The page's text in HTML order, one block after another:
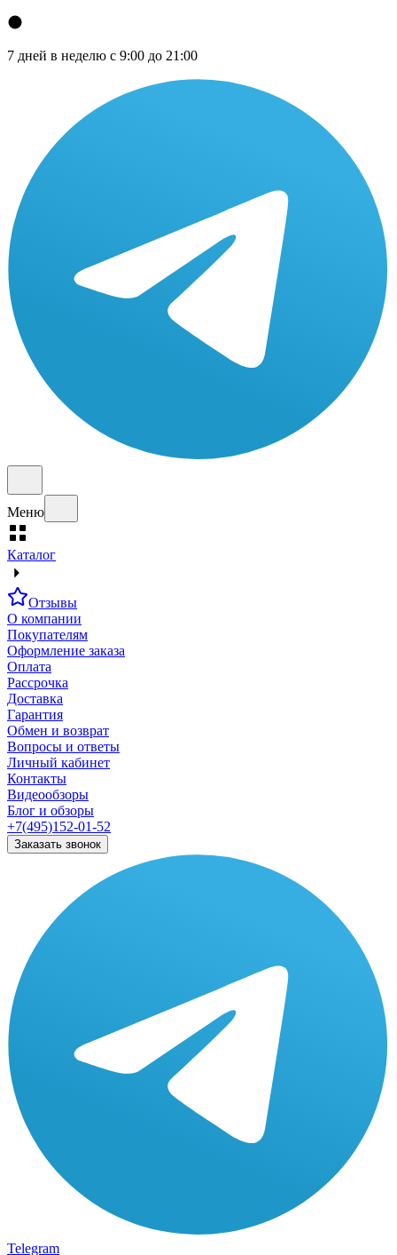
7 дней в неделю с 9:00 до 21:00
Меню
Каталог
Отзывы
О компании
Покупателям
Оформление заказа
Оплата
Рассрочка
Доставка
Гарантия
Обмен и возврат
Вопросы и ответы
Личный кабинет
Контакты
Видеообзоры
Блог и обзоры
+7(495)152-01-52
Заказать звонок
Telegram